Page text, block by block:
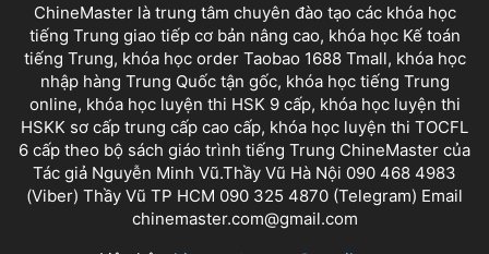
ChineMaster là trung tâm chuyên đào tạo các khóa học
tiếng Trung giao tiếp cơ bản nâng cao, khóa học Kế toán
tiếng Trung, khóa học order Taobao 1688 Tmall, khóa học
nhập hàng Trung Quốc tận gốc, khóa học tiếng Trung
online, khóa học luyện thi HSK 9 cấp, khóa học luyện thi
HSKK sơ cấp trung cấp cao cấp, khóa học luyện thi TOCFL
6 cấp theo bộ sách giáo trình tiếng Trung ChineMaster của
Tác giả Nguyễn Minh Vũ.Thầy Vũ Hà Nội 090 468 4983
(Viber) Thầy Vũ TP HCM 090 325 4870 (Telegram) Email
chinemaster.com@gmail.com